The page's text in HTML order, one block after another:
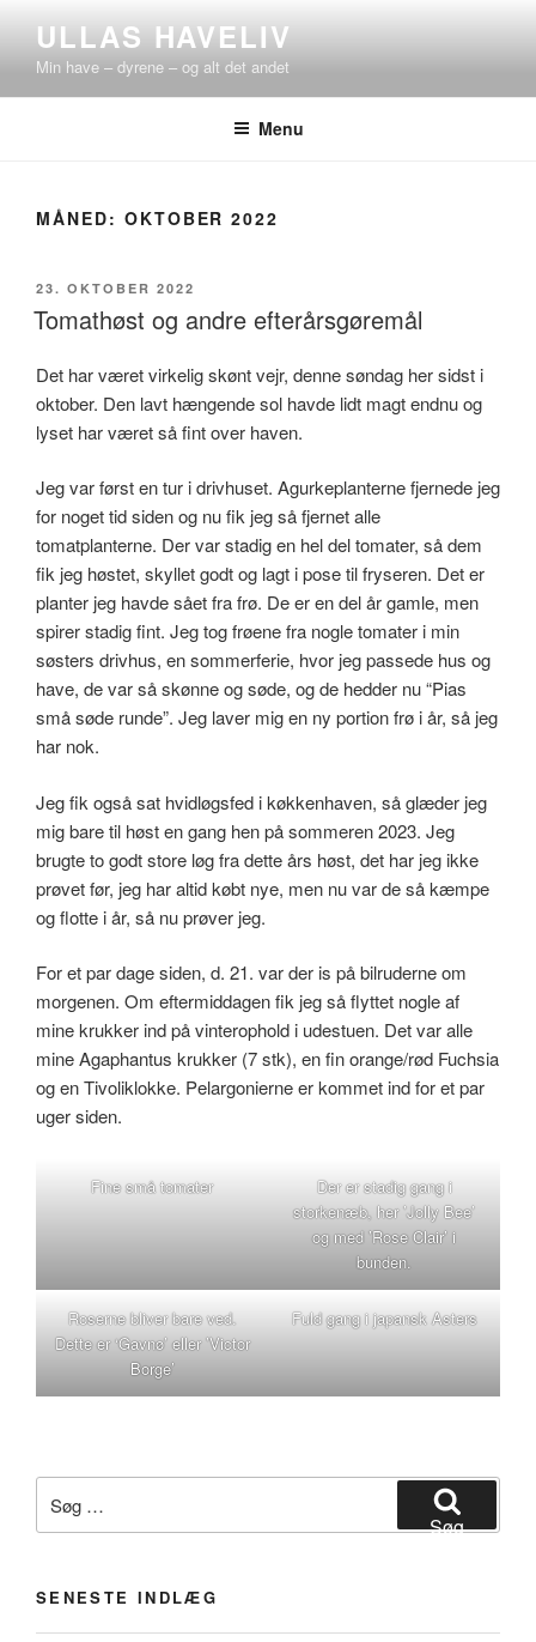
indhold
ULLAS HAVELIV
Min have – dyrene – og alt det andet
Menu
MÅNED: OKTOBER 2022
UDGIVET
DEN
23. OKTOBER 2022
Tomathøst og andre efterårsgøremål
Det har været virkelig skønt vejr, denne søndag her sidst i
oktober. Den lavt hængende sol havde lidt magt endnu og
lyset har været så fint over haven.
Jeg var først en tur i drivhuset. Agurkeplanterne fjernede jeg
for noget tid siden og nu fik jeg så fjernet alle
tomatplanterne. Der var stadig en hel del tomater, så dem
fik jeg høstet, skyllet godt og lagt i pose til fryseren. Det er
planter jeg havde sået fra frø. De er en del år gamle, men
spirer stadig fint. Jeg tog frøene fra nogle tomater i min
søsters drivhus, en sommerferie, hvor jeg passede hus og
have, de var så skønne og søde, og de hedder nu “Pias
små søde runde”. Jeg laver mig en ny portion frø i år, så jeg
har nok.
Jeg fik også sat hvidløgsfed i køkkenhaven, så glæder jeg
mig bare til høst en gang hen på sommeren 2023. Jeg
brugte to godt store løg fra dette års høst, det har jeg ikke
prøvet før, jeg har altid købt nye, men nu var de så kæmpe
og flotte i år, så nu prøver jeg.
For et par dage siden, d. 21. var der is på bilruderne om
morgenen. Om eftermiddagen fik jeg så flyttet nogle af
mine krukker ind på vinterophold i udestuen. Det var alle
mine Agaphantus krukker (7 stk), en fin orange/rød Fuchsia
og en Tivoliklokke. Pelargonierne er kommet ind for et par
uger siden.
Fine små tomater
Der er stadig gang i
storkenæb, her ’Jolly Bee’
og med ’Rose Clair’ i
bunden.
Roserne bliver bare ved.
Dette er ‘Gavnø’ eller ’Victor
Borge’
Fuld gang i japansk Asters
efter:
Søg
SENESTE INDLÆG